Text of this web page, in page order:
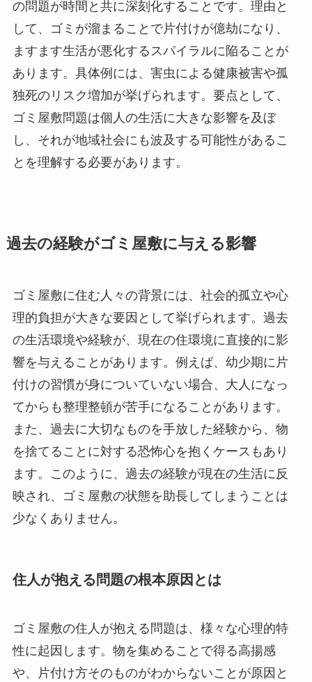
の問題が時間と共に深刻化することです。理由と
して、ゴミが溜まることで片付けが億劫になり、
ますます生活が悪化するスパイラルに陥ることが
あります。具体例には、害虫による健康被害や孤
独死のリスク増加が挙げられます。要点として、
ゴミ屋敷問題は個人の生活に大きな影響を及ぼ
し、それが地域社会にも波及する可能性があるこ
とを理解する必要があります。
過去の経験がゴミ屋敷に与える影響
ゴミ屋敷に住む人々の背景には、社会的孤立や心
理的負担が大きな要因として挙げられます。過去
の生活環境や経験が、現在の住環境に直接的に影
響を与えることがあります。例えば、幼少期に片
付けの習慣が身についていない場合、大人になっ
てからも整理整頓が苦手になることがあります。
また、過去に大切なものを手放した経験から、物
を捨てることに対する恐怖心を抱くケースもあり
ます。このように、過去の経験が現在の生活に反
映され、ゴミ屋敷の状態を助長してしまうことは
少なくありません。
住人が抱える問題の根本原因とは
ゴミ屋敷の住人が抱える問題は、様々な心理的特
性に起因します。物を集めることで得る高揚感
や、片付け方そのものがわからないことが原因と